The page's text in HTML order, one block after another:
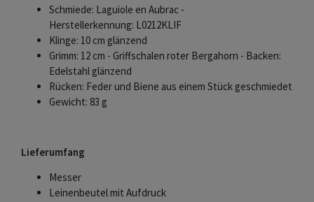
Schmiede: Laguiole en Aubrac -
Herstellerkennung: L0212KLIF
Klinge: 10 cm glänzend
Grimm: 12 cm - Griffschalen roter Bergahorn - Backen:
Edelstahl glänzend
Rücken: Feder und Biene aus einem Stück geschmiedet
Gewicht: 83 g
Lieferumfang
Messer
Leinenbeutel mit Aufdruck